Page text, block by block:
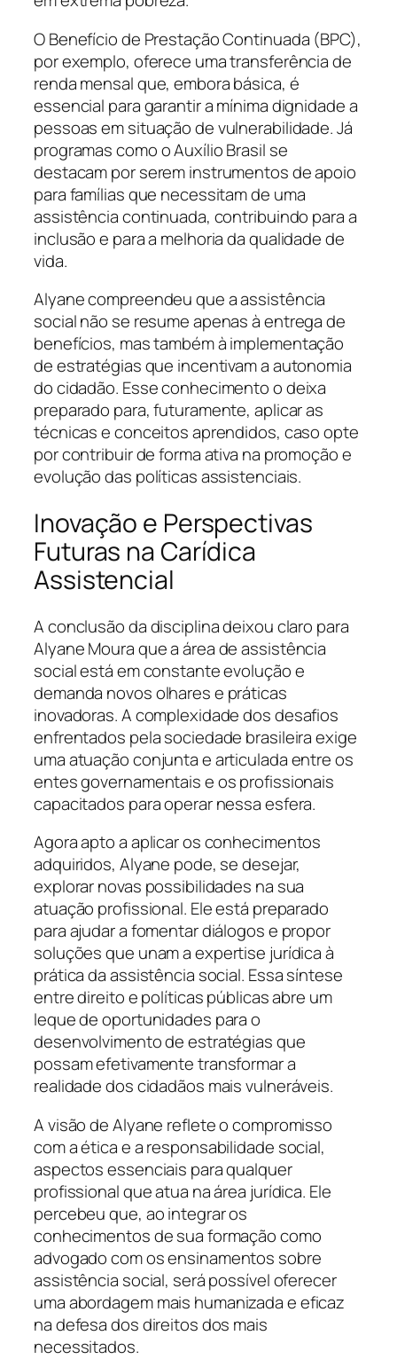
O Benefício de Prestação Continuada (BPC),
por exemplo, oferece uma transferência de
renda mensal que, embora básica, é
essencial para garantir a mínima dignidade a
pessoas em situação de vulnerabilidade. Já
programas como o Auxílio Brasil se
destacam por serem instrumentos de apoio
para famílias que necessitam de uma
assistência continuada, contribuindo para a
inclusão e para a melhoria da qualidade de
vida.
Alyane compreendeu que a assistência
social não se resume apenas à entrega de
benefícios, mas também à implementação
de estratégias que incentivam a autonomia
do cidadão. Esse conhecimento o deixa
preparado para, futuramente, aplicar as
técnicas e conceitos aprendidos, caso opte
por contribuir de forma ativa na promoção e
evolução das políticas assistenciais.
Inovação e Perspectivas
Futuras na Carídica
Assistencial
A conclusão da disciplina deixou claro para
Alyane Moura que a área de assistência
social está em constante evolução e
demanda novos olhares e práticas
inovadoras. A complexidade dos desafios
enfrentados pela sociedade brasileira exige
uma atuação conjunta e articulada entre os
entes governamentais e os profissionais
capacitados para operar nessa esfera.
Agora apto a aplicar os conhecimentos
adquiridos, Alyane pode, se desejar,
explorar novas possibilidades na sua
atuação profissional. Ele está preparado
para ajudar a fomentar diálogos e propor
soluções que unam a expertise jurídica à
prática da assistência social. Essa síntese
entre direito e políticas públicas abre um
leque de oportunidades para o
desenvolvimento de estratégias que
possam efetivamente transformar a
realidade dos cidadãos mais vulneráveis.
A visão de Alyane reflete o compromisso
com a ética e a responsabilidade social,
aspectos essenciais para qualquer
profissional que atua na área jurídica. Ele
percebeu que, ao integrar os
conhecimentos de sua formação como
advogado com os ensinamentos sobre
assistência social, será possível oferecer
uma abordagem mais humanizada e eficaz
na defesa dos direitos dos mais
necessitados.